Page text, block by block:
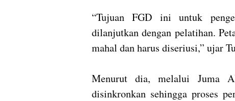
“Tujuan FGD ini untuk
dilanjutkan dengan pelatihan.
mahal dan harus diseriusi,” ujar
Menurut dia, melalui Juma
disinkronkan sehingga proses